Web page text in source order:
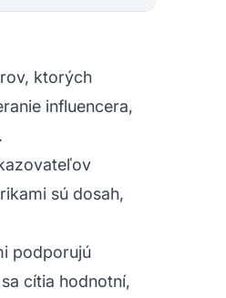
ktorých
influencera,
sú dosah,
podporujú
cítia hodnotní,